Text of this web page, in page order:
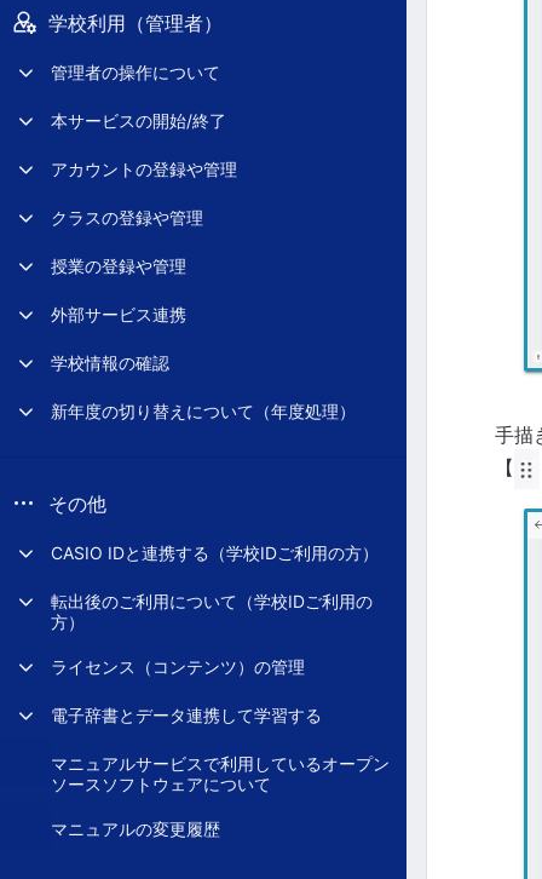
学校利用（管理者）
管理者の操作について
本サービスの開始/終了
アカウントの登録や管理
クラスの登録や管理
授業の登録や管理
外部サービス連携
学校情報の確認
新年度の切り替えについて（年度処理）
その他
CASIO IDと連携する（学校IDご利用の方）
転出後のご利用について（学校IDご利用の
方）
ライセンス（コンテンツ）の管理
電子辞書とデータ連携して学習する
マニュアルサービスで利用しているオープン
ソースソフトウェアについて
マニュアルの変更履歴
手描
【